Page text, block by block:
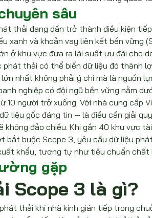
sâu
thải đang dần trở thành điều kiện
xanh và khoản vay liên kết bền vững
ở khu vực đưa ra lãi suất ưu đãi cho
phát thải có thể biến dữ liệu đó thành
nhất không phải ý chí mà là nguồn
nghiệp có đội ngũ bền vững nằm
10 người trở xuống. Với nhà cung cấp
liệu gốc đáng tin — là điều cần giải
không đảo chiều. Khi gần 40 khu vực
bắt buộc Scope 3, yêu cầu dữ liệu
khẩu, tương tự như tiêu chuẩn chất
gặp
Scope 3 là gì?
thải khí nhà kính gián tiếp trong